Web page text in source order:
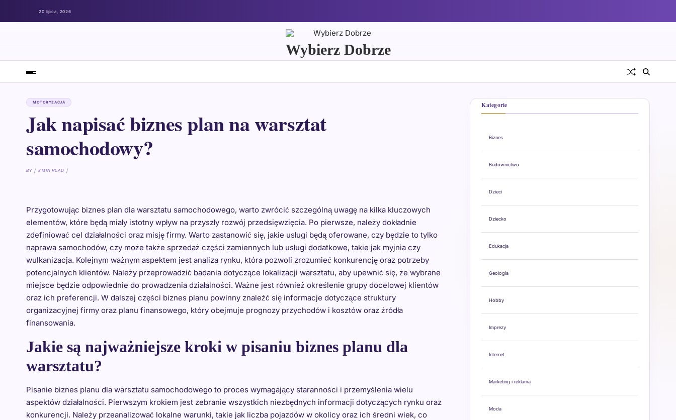
20 lipca, 2026
Wybierz Dobrze
MOTORYZACJA
Jak napisać biznes plan na warsztat
samochodowy?
BY 8 MIN READ
Przygotowując biznes plan dla warsztatu samochodowego, warto zwrócić szczególną uwagę na kilka kluczowych
elementów, które będą miały istotny wpływ na przyszły rozwój przedsięwzięcia. Po pierwsze, należy dokładnie
zdefiniować cel działalności oraz misję firmy. Warto zastanowić się, jakie usługi będą oferowane, czy będzie to tylko
naprawa samochodów, czy może także sprzedaż części zamiennych lub usługi dodatkowe, takie jak myjnia czy
wulkanizacja. Kolejnym ważnym aspektem jest analiza rynku, która pozwoli zrozumieć konkurencję oraz potrzeby
potencjalnych klientów. Należy przeprowadzić badania dotyczące lokalizacji warsztatu, aby upewnić się, że wybrane
miejsce będzie odpowiednie do prowadzenia działalności. Ważne jest również określenie grupy docelowej klientów
oraz ich preferencji. W dalszej części biznes planu powinny znaleźć się informacje dotyczące struktury
organizacyjnej firmy oraz planu finansowego, który obejmuje prognozy przychodów i kosztów oraz źródła
finansowania.
Jakie są najważniejsze kroki w pisaniu biznes planu dla
warsztatu?
Pisanie biznes planu dla warsztatu samochodowego to proces wymagający staranności i przemyślenia wielu
aspektów działalności. Pierwszym krokiem jest zebranie wszystkich niezbędnych informacji dotyczących rynku oraz
konkurencji. Należy przeanalizować lokalne warunki, takie jak liczba pojazdów w okolicy oraz ich średni wiek, co
Kategorie
Biznes
Budownictwo
Dzieci
Dziecko
Edukacja
Geologia
Hobby
Imprezy
Internet
Marketing i reklama
Moda